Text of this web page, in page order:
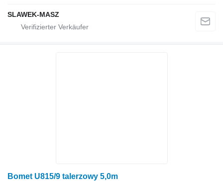
SLAWEK-MASZ
Bomet U815/9 talerzowy 5,0m